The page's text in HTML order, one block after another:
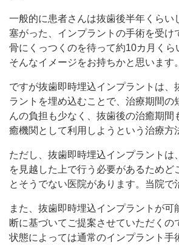
一般的に患者さんは抜歯後半年くらい
塞がった、インプラントの手術を受け
骨にくっつくのを待って約10カ月くら
そんなイメージをお持ちかと思います。
ですが抜歯即時埋込インプラントは、
ラントを埋め込むことで、治療期間の
んの負担も少なく、抜歯後の治癒期間
癒機関として利用しようという治療方
ただし、抜歯即時埋込インプラントは
を見越した上で行う必要があるためど
とそうでない医院があります。当院で
また、抜歯即時埋込インプラントが可
断に基づいてご提案させていただくの
状態によっては通常のインプラント手